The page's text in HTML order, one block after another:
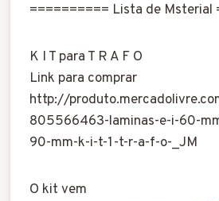
========== Lista de Msterial
K I T para T R A F O
Link para comprar
http://
805566463-laminas-e-i-60-
90-mm-k-i-t-1-t-r-a-f-o-_JM
O kit vem